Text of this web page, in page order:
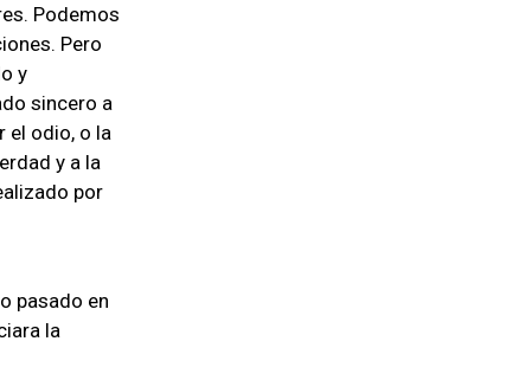
Podemos
Pero
y
sincero a
el odio, o la
y a la
por
pasado en
la